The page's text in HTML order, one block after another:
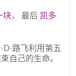
块， 最后 凯多
路飞利用第五
自己的生命。